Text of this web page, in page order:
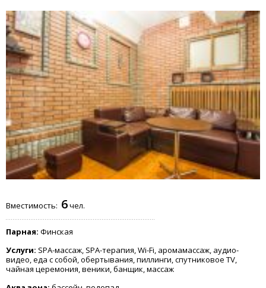
Вместимость: 6чел.
Парная: Финская
Услуги: SPA-массаж, SPA-терапия, Wi-Fi, аромамассаж, аудио-
видео, еда с собой, обертывания, пиллинги, спутниковое TV,
чайная церемония, веники, банщик, массаж